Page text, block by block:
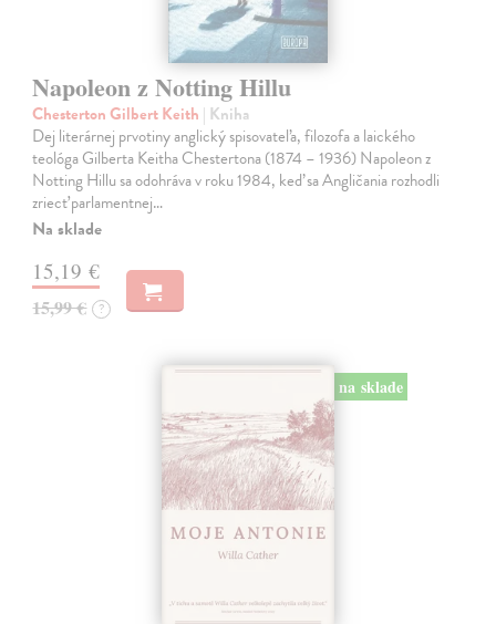
Napoleon z Notting Hillu
Chesterton Gilbert Keith | Kniha
Dej literárnej prvotiny anglický spisovateľa, filozofa a laického
teológa Gilberta Keitha Chestertona (1874 – 1936) Napoleon z
Notting Hillu sa odohráva v roku 1984, keď sa Angličania rozhodli
zriecť parlamentnej…
Na sklade
15,19 €
15,99 € ?
na sklade